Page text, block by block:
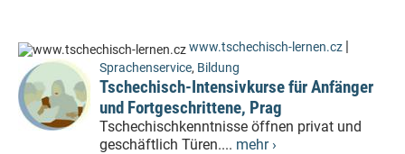
www.tschechisch-lernen.cz |
Sprachenservice, Bildung
Tschechisch-Intensivkurse für Anfänger
und Fortgeschrittene, Prag
Tschechischkenntnisse öffnen privat und
geschäftlich Türen.... mehr ›